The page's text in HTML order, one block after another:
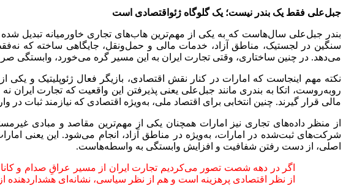
جبل‌علی فقط یک بندر نیست؛ یک گلوگاه ژئواقتصادی است
بندر جبل‌علی سال‌هاست که به یکی از مهم‌ترین هاب‌های تجاری خاورمیانه تبدیل
سنگین در لجستیک، مناطق آزاد، خدمات مالی و حمل‌ونقل، جایگاهی ساخته که
می‌دهد. در چنین ساختاری، وقتی تجارت ایران به این مسیر گره می‌خورد،
نکته مهم اینجاست که امارات در کنار نقش اقتصادی، بازیگر فعال ژئوپلیتیک و
روبه‌روست، اتکا به بندری مانند جبل‌علی یعنی پذیرفتن این واقعیت که تجارت
مالی قرار گیرند. چنین انتخابی برای اقتصاد ملی، به‌ویژه اقتصادی که نیازمند
از منظر داده‌های تجاری نیز امارات همچنان یکی از مهم‌ترین مقاصد و مبادی
شرکت‌های ثبت‌شده در امارات، به‌ویژه در مناطق آزاد، انجام می‌شود. این یعنی
اصلی، از دست رفتن شفافیت و افزایش وابستگی به واسطه‌هاست.
اگر در دهه شصت تصور می‌کردیم تجارت ایران از مسیر عراقِ صدام و
از نظر اقتصادی پرهزینه است و هم از نظر سیاسی، نشانه‌ای هشداردهنده